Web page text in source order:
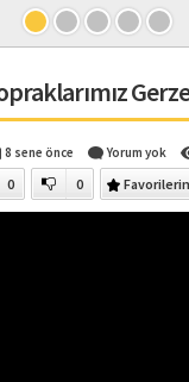
8 sene önce Yorum yok
0 0